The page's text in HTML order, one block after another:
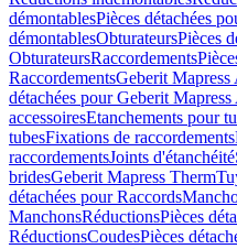
démontablesPièces détachées
démontablesObturateursPièces
ObturateursRaccordements
RaccordementsGeberit Mapress
détachées pour Geberit
accessoiresEtanchements pour
tubesFixations de raccordements
raccordementsJoints d'étanchéité
bridesGeberit Mapress Therm
détachées pour Raccords
ManchonsRéductionsPièces
RéductionsCoudesPièces